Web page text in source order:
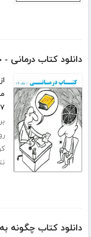
دانلود کتاب درمانی -
دانلود کتاب چگونه